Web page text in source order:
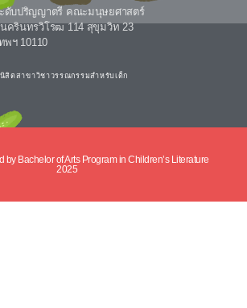
ดับปริญญาตรี คณะมนุษยศาสตร์
ครินทรวิโรฒ 114 สุขุมวิท 23
พฯ 10110
สิตสาขาวิชาวรรณกรรมสำหรับเด็ก
by Bachelor of Arts Program in Children’s Literature
2025